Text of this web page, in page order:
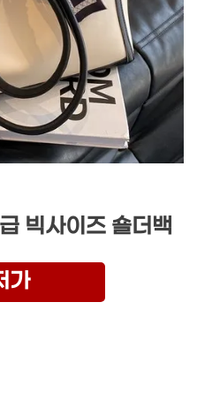
빅사이즈 숄더백
가